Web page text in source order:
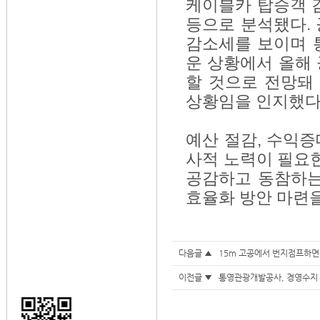
케이블카 탑승객
등으로 분석됐다.
감소세를 보이며
운 상황에서 올해
할 것으로 전망
상황임을 인지했
예산 절감, 수익
사적 노력이 필요
공감하고 동참하
효율화 방안 마련
다음글 ▲ 15m 고공에서 번지점프하
이전글 ▼ 통영관광개발공사, 경영수